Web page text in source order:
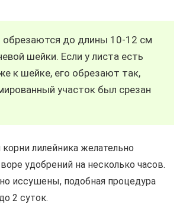
обрезаются до длины 10-12 см
шейки. Если у листа есть
к шейке, его обрезают так,
участок был срезан
лилейника желательно
удобрений на несколько часов.
иссушены, подобная процедура
2 суток.